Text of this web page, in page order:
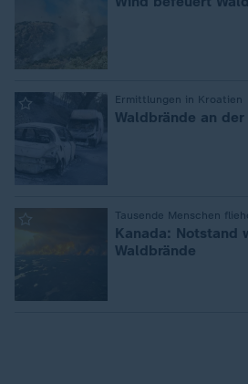
Ermittlungen in Kroatien
Waldbrände an
Tausende Menschen
Kanada: Notstand
Waldbrände